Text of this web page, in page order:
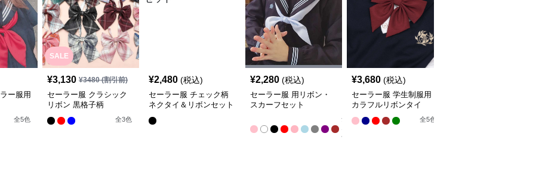
ー服用
全5色
SALE
¥3,130 ¥3480(割引前)
セーラー服 クラシック
リボン 黒格子柄
全3色
¥2,480 (税込)
セーラー服 チェック柄
ネクタイ＆リボンセット
¥2,280 (税込)
セーラー服 用リボン・
スカーフセット
全
色
¥3,680 (税込)
セーラー服 学生制服用
カラフルリボンタイ
全5色